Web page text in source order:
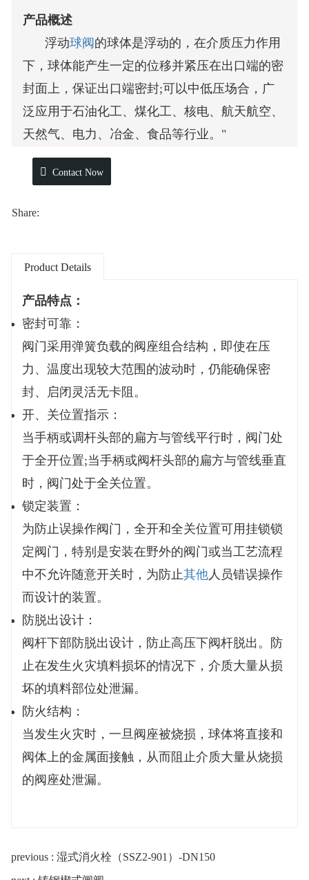
产品概述
浮动球阀 的球体是浮动的，在介质压力作用
下，球体能产生一定的位移并紧压在出口端的密
封面上，保证出口端密封;可以中低压场合，广
泛应用于石油化工、煤化工、核电、航天航空、
天然气、电力、冶金、食品等行业。"
产品参数：
公称通径：DN15-DN200/ 1/2"-8"
密封形式：软密封、硬密封
使用介质：天然气、液化气、煤气、油品、水、
蒸汽
产品标准：
设计标准
GB
结构长度
连接法兰
GB/T9113 JB/T 79
对焊端
JB/T 1222
试验和检验
GB/T13927、JB/T 909
关键零部件材质：
●阀体：碳钢、不锈钢、合⾦钢、双相钢等
●阀座：软密封 PTFE、PPL、PEEK
●⾦属密封喷涂：STL、WC、Ni60等
●阀芯：不锈钢、双相钢等
Contact Now
Share:
Product Details
产品特点：
密封可靠：
阀门采用弹簧负载的阀座组合结构，即使在压
力、温度出现较大范围的波动时，仍能确保密
封、启闭灵活无卡阻。
开、关位置指示：
当手柄或调杆头部的扁方与管线平行时，阀门处
于全开位置;当手柄或阀杆头部的扁方与管线垂直
时，阀门处于全关位置。
锁定装置：
为防止误操作阀门，全开和全关位置可用挂锁锁
定阀门，特别是安装在野外的阀门或当工艺流程
中不允许随意开关时，为防止其他 人员错误操作
而设计的装置。
防脱出设计：
阀杆下部防脱出设计，防止高压下阀杆脱出。防
止在发生火灾填料损坏的情况下，介质大量从损
坏的填料部位处泄漏。
防火结构：
当发生火灾时，一旦阀座被烧损，球体将直接和
阀体上的金属面接触，从而阻止介质大量从烧损
的阀座处泄漏。
previous : 湿式消火栓（SSZ2-901）-DN150